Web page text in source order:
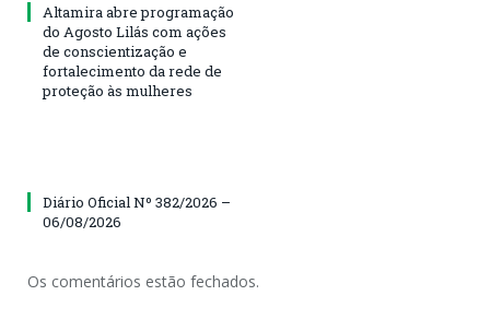
Altamira abre programação
do Agosto Lilás com ações
de conscientização e
fortalecimento da rede de
proteção às mulheres
Diário Oficial Nº 382/2026 –
06/08/2026
Os comentários estão fechados.